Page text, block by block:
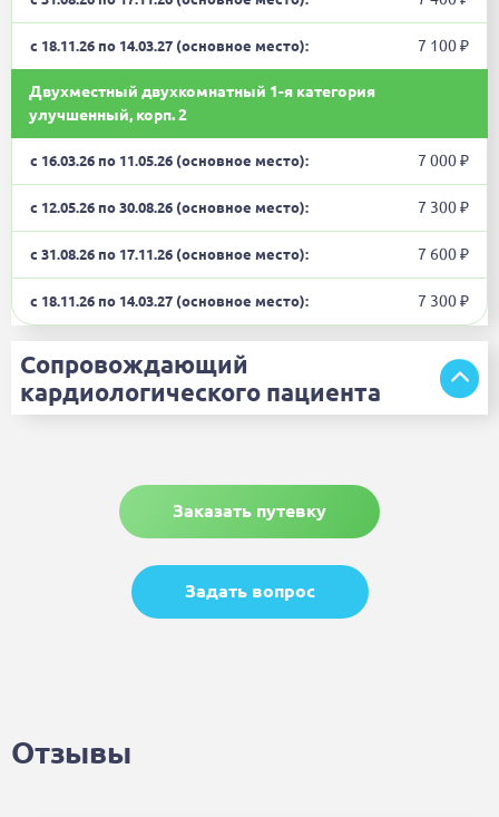
7 100 ₽
Двухместный двухкомнатный 1-я категория
улучшенный, корп. 2
7 000 ₽
7 300 ₽
7 600 ₽
7 300 ₽
Сопровождающий
кардиологического пациента
Заказать путевку
Задать вопрос
Отзывы